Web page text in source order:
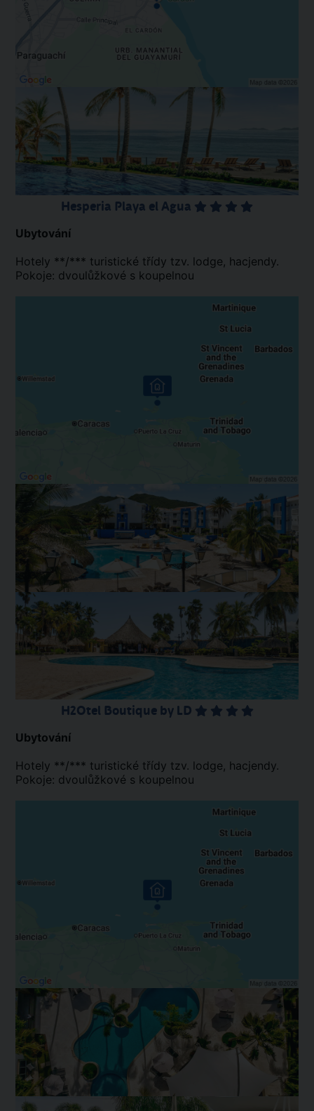
Hesperia Playa el Agua
Ubytování
Hotely **/*** turistické třídy tzv. lodge, hacjendy.
Pokoje: dvoulůžkové s koupelnou
H2Otel Boutique by LD
Ubytování
Hotely **/*** turistické třídy tzv. lodge, hacjendy.
Pokoje: dvoulůžkové s koupelnou